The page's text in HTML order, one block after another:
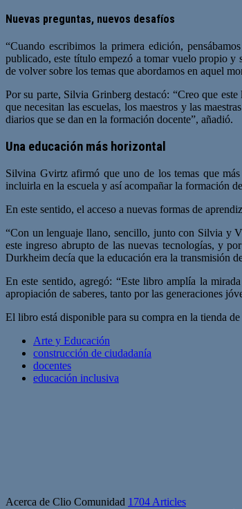
Nuevas preguntas, nuevos desafíos
“Cuando escribimos la primera edición,
publicado, este título empezó a tomar vuelo propio y
de volver sobre los temas que abordamos en aquel
Por su parte, Silvia Grinberg destacó: “Creo que
que necesitan las escuelas, los maestros y las
diarios que se dan en la formación docente”, añadió.
Una educación más horizontal
Silvina Gvirtz afirmó que uno de los temas que
incluirla en la escuela y así acompañar la formación
En este sentido, el acceso a nuevas formas de
“Con un lenguaje llano, sencillo, junto con Silvia y
este ingreso abrupto de las nuevas tecnologías, y
Durkheim decía que la educación era la transmisión
En este sentido, agregó: “Este libro amplía la
apropiación de saberes, tanto por las generaciones
El libro está disponible para su compra en la tienda
Arte y Educación
construcción de ciudadanía
docentes
educación inclusiva
Acerca de Clio Comunidad 1704 Articles